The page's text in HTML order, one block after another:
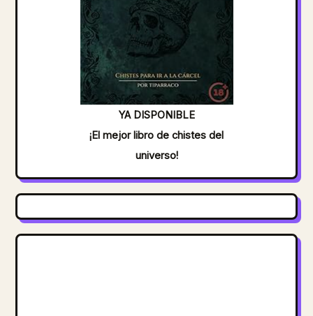
YA DISPONIBLE
¡El mejor libro de chistes del
universo!